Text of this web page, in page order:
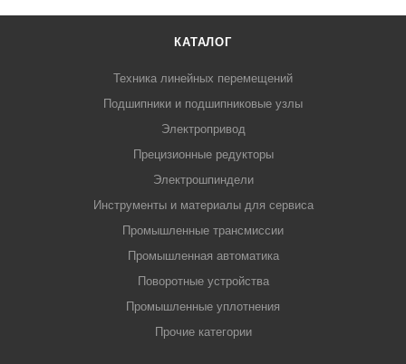
КАТАЛОГ
Техника линейных перемещений
Подшипники и подшипниковые узлы
Электропривод
Прецизионные редукторы
Электрошпиндели
Инструменты и материалы для сервиса
Промышленные трансмиссии
Промышленная автоматика
Поворотные устройства
Промышленные уплотнения
Прочие категории